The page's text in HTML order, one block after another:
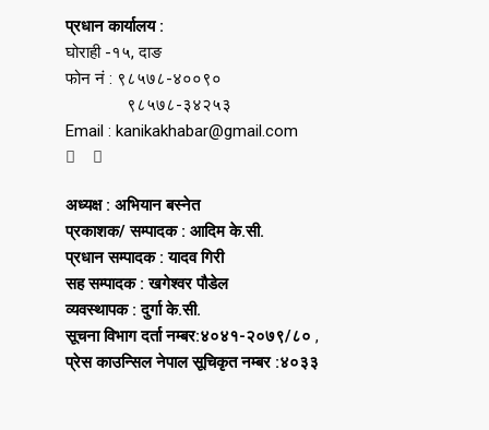
प्रधान कार्यालय :
घोराही -१५, दाङ
फोन नं : ९८५७८-४००९०
९८५७८-३४२५३
Email : kanikakhabar@gmail.com
अध्यक्ष : अभियान बस्नेत
प्रकाशक/ सम्पादक : आदिम के.सी.
प्रधान सम्पादक : यादव गिरी
सह सम्पादक : खगेश्वर पौडेल
व्यवस्थापक : दुर्गा के.सी.
सूचना विभाग दर्ता नम्बर:४०४१-२०७९/८० ,
प्रेस काउन्सिल नेपाल सूचिकृत नम्बर :४०३३